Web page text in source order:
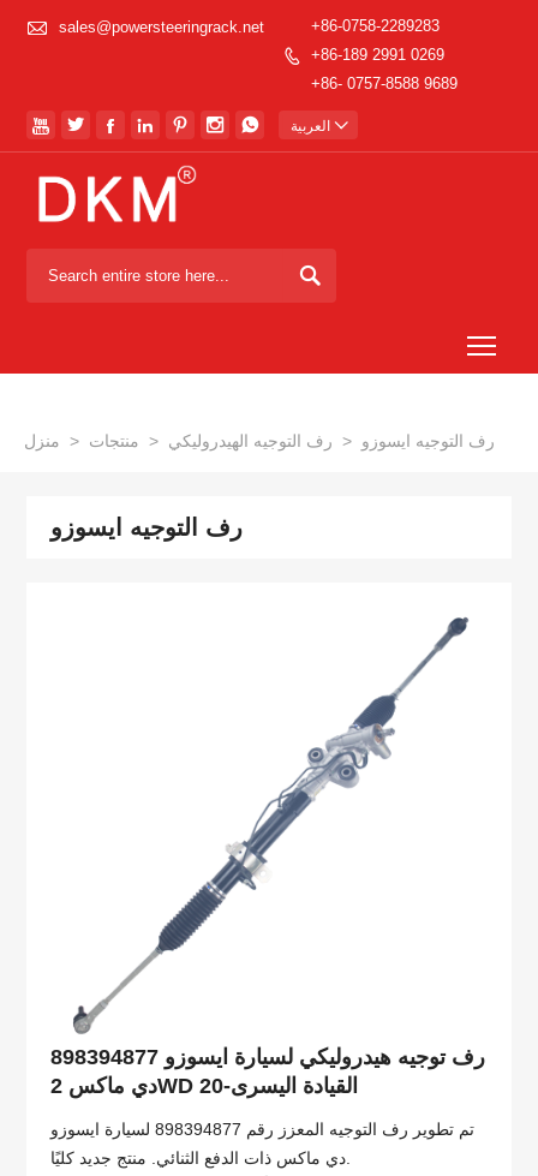
 sales@powersteeringrack.net

+86-0758-2289283
+86-189 2991 0269
+86- 0757-8588 9689
       العربية 

منزل > منتجات > رف التوجيه الهيدروليكي > رف التوجيه ايسوزو
رف التوجيه ايسوزو
898394877 رف توجيه هيدروليكي لسيارة ايسوزو
دي ماكس 2WD 20-القيادة اليسرى
تم تطوير رف التوجيه المعزز رقم 898394877 لسيارة ايسوزو